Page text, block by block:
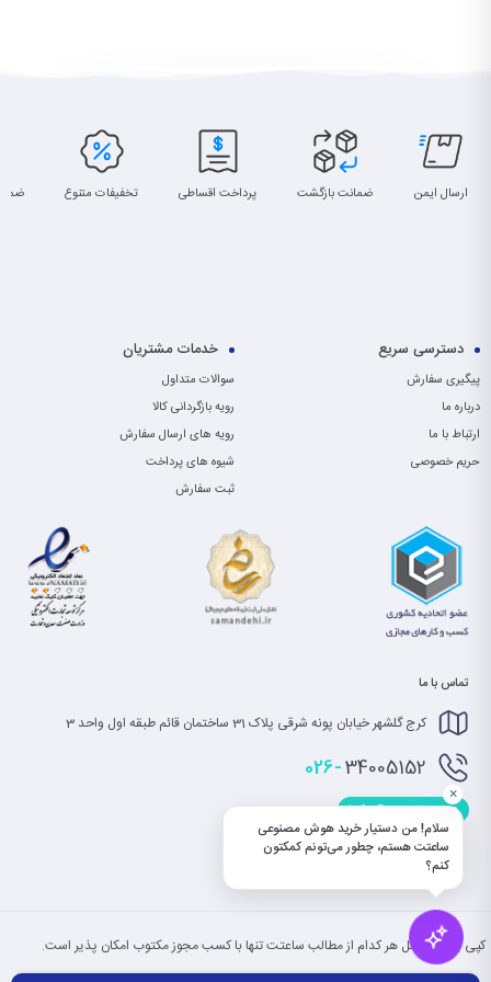
ارسال ایمن ضمانت بازگشت پرداخت اقساطی تخفیفات متنوع
دسترسی سریع
پیگیری سفارش
درباره ما
ارتباط با ما
حریم خصوصی
خدمات مشتریان
سوالات متداول
رویه بازگردانی کالا
رویه های ارسال سفارش
شیوه های پرداخت
ثبت سفارش
تماس با ما
کرج گلشهر خیابان پونه شرقی پلاک 31 ساختمان قائم طبقه اول واحد 3
026-34005152
info@saatet.com
کپی بخش یا کل هر کدام از مطالب ساعتت تنها با کسب مجوز مکتوب امکان پذیر است.
سلام! من دستیار خرید هوش مصنوعی
ساعتت هستم، چطور می‌تونم کمکتون
کنم؟
×